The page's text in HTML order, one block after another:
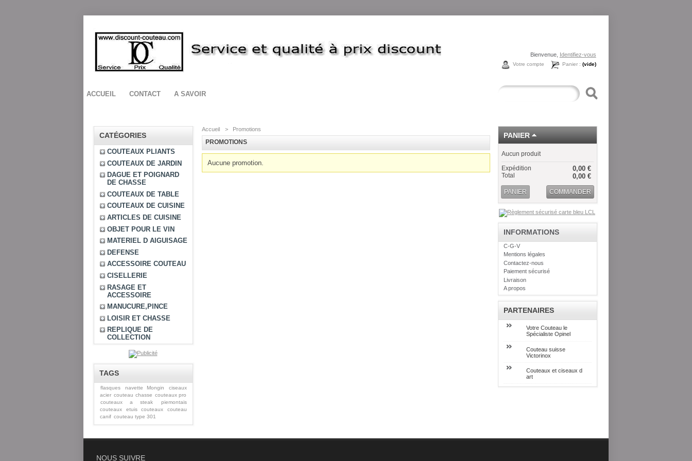
Bienvenue, Identifiez-vous
Panier : (vide)
Votre compte
ACCUEIL CONTACT A SAVOIR
CATÉGORIES
COUTEAUX PLIANTS
COUTEAUX DE JARDIN
DAGUE ET POIGNARD
DE CHASSE
COUTEAUX DE TABLE
COUTEAUX DE CUISINE
ARTICLES DE CUISINE
OBJET POUR LE VIN
MATERIEL D AIGUISAGE
DEFENSE
ACCESSOIRE COUTEAU
CISELLERIE
RASAGE ET
ACCESSOIRE
MANUCURE,PINCE
LOISIR ET CHASSE
REPLIQUE DE
COLLECTION
TAGS
flasques navette Mongin
ciseaux
acier couteau chasse couteaux pro
couteaux a steak
piemontais
couteaux
etuis couteaux
couteau
canif couteau type 301
Accueil > Promotions
PROMOTIONS
Aucune promotion.
PANIER
Aucun produit
0,00 €
Expédition
0,00 €
Total
PANIER COMMANDER
INFORMATIONS
C-G-V
Mentions légales
Contactez-nous
Paiement sécurisé
Livraison
A propos
PARTENAIRES
Votre Couteau le
Spécialiste Opinel
Couteau suisse
Victorinox
Couteaux et ciseaux d
art
NOUS SUIVRE